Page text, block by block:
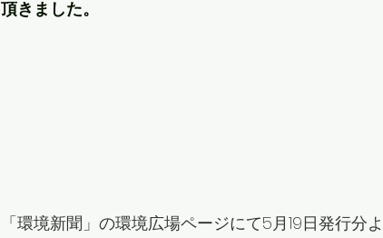
頂きました。
「環境新聞」の環境広場ページにて5月19日発行